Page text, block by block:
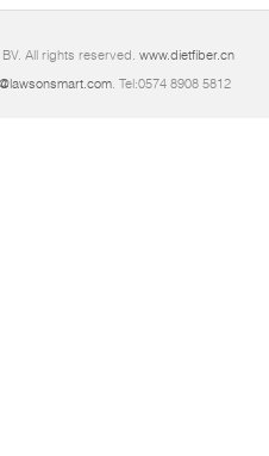
All rights reserved. www.dietfiber.cn
. Tel:0574 8908 5812